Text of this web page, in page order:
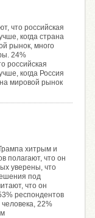
что российская
когда страна
рынок, много
24%
российская
когда Россия
мировой рынок
хитрым и
полагают, что он
уверены, что
под
что он
респондентов
человека, 22%